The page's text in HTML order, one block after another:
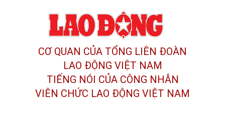
CƠ QUAN CỦA TỔNG LIÊN ĐOÀN
LAO ĐỘNG VIỆT NAM
TIẾNG NÓI CỦA CÔNG NHÂN
VIÊN CHỨC LAO ĐỘNG VIỆT NAM